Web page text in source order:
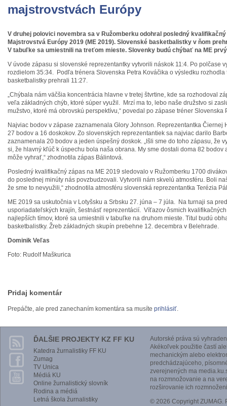
majstrovstvách Európy
V druhej polovici novembra sa v Ružomberku odohral posledný
Majstrovstvá Európy 2019 (ME 2019). Slovenské basketbalistky v ňom
V tabuľke sa umiestnili na treťom mieste. Slovenky budú chýbať na ME
V úvode zápasu si slovenské reprezentantky vytvorili náskok 11:4. Po polčase
rozdielom 35:34. Podľa trénera Slovenska Petra Kováčika o výsledku rozhodla
basketbalistky prehrali 11:27.
„Chýbala nám väčšia koncentrácia hlavne v tretej štvrtine, kde sa rozhodoval
veľa základných chýb, ktoré súper využil. Mrzí ma to, lebo naše družstvo si
mužstvo, ktoré má obrovskú perspektívu,“ povedal po zápase tréner Slovenska
Najviac bodov v zápase zaznamenala Glory Johnson. Reprezentantka Čiernej
27 bodov a 16 doskokov. Zo slovenských reprezentantiek sa najviac darilo
zaznamenala 20 bodov a jeden úspešný doskok. „Išli sme do toho zápasu, že
si, že hlavný kľúč k úspechu bola naša obrana. My sme dostali doma 82 bodov
môže vyhrať,“ zhodnotila zápas Bálintová.
Posledný kvalifikačný zápas na ME 2019 sledovalo v Ružomberku 1700
do poslednej minúty nás povzbudzovali. Vytvorili nám skvelú atmosféru. Boli
že sme to nevyužili,“ zhodnotila atmosféru slovenská reprezentantka Terézia
ME 2019 sa uskutočnia v Lotyšsku a Srbsku 27. júna – 7 júla. Na turnaji sa
usporiadateľských krajín, šestnásť reprezentácií. Víťazov ôsmich
najlepších tímov, ktoré sa umiestnili v tabuľke na druhom mieste. Titul budú
basketbalistky. Žreb základných skupín prebehne 12. decembra v Belehrade.
Dominik Veľas
Foto: Rudolf Maškurica
Pridaj komentár
Prepáčte, ale pred zanechaním komentára sa musíte prihlásiť.
ĎALŠIE PROJEKTY KZ FF KU
Katedra žurnalistiky FF KU
Zumag
TV Unica
Médiá KU
Online žurnalistický slovník
Rodina a médiá
Letná škola žurnalistiky
Autorské práva sú
Akékoľvek použitie častí
mechanickým alebo
predchádzajúceho,
zverejnených ma
na rozmnožovanie a na
rozširovanie ich
© 2026 Copyright ZUMAG.